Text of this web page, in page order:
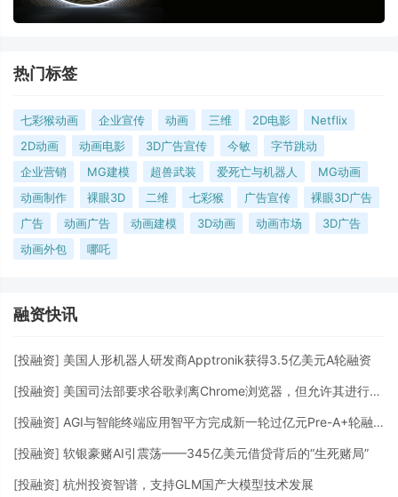
热门标签
七彩猴动画 企业宣传 动画 三维 2D电影
Netflix
2D动画
动画电影 3D广告宣传 今敏
字节跳动
企业营销
MG建模 超兽武装 爱死亡与机器人
MG动画
动画制作
裸眼3D 二维 七彩猴 广告宣传
裸眼3D广告
广告
动画广告 动画建模 3D动画 动画市场
3D广告
动画外包
哪吒
融资快讯
[投融资] 美国人形机器人研发商Apptronik获得3.5亿美元A轮融资
[投融资] 美国司法部要求谷歌剥离Chrome浏览器，但允许其进行AI投资
[投融资] AGI与智能终端应用智平方完成新一轮过亿元Pre-A+轮融资
[投融资] 软银豪赌AI引震荡——345亿美元借贷背后的“生死赌局”
[投融资] 杭州投资智谱，支持GLM国产大模型技术发展